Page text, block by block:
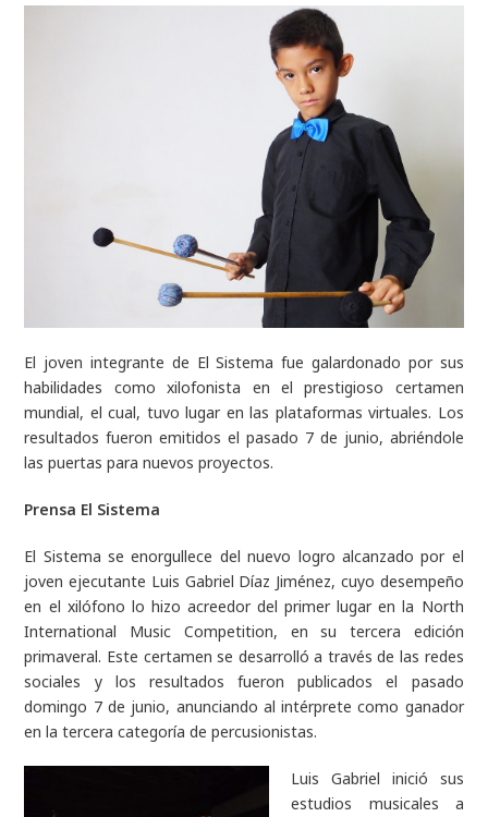
El joven integrante de El Sistema fue galardonado por sus
habilidades como xilofonista en el prestigioso certamen
mundial, el cual, tuvo lugar en las plataformas virtuales. Los
resultados fueron emitidos el pasado 7 de junio, abriéndole
las puertas para nuevos proyectos.
Prensa El Sistema
El Sistema se enorgullece del nuevo logro alcanzado por el
joven ejecutante Luis Gabriel Díaz Jiménez, cuyo desempeño
en el xilófono lo hizo acreedor del primer lugar en la North
International Music Competition, en su tercera edición
primaveral. Este certamen se desarrolló a través de las redes
sociales y los resultados fueron publicados el pasado
domingo 7 de junio, anunciando al intérprete como ganador
en la tercera categoría de percusionistas.
Luis Gabriel inició sus
estudios musicales a